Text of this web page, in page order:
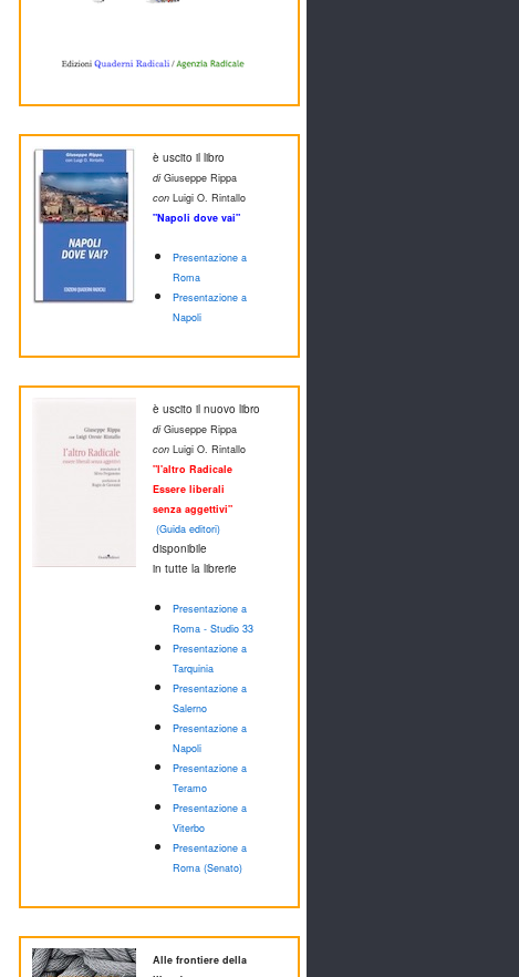
è uscito il libro
diGiuseppe Rippa
con Luigi O. Rintallo
"Napoli dove vai"
Presentazione a
Roma
Presentazione a
Napoli
è uscito il nuovo libro
diGiuseppe Rippa
con Luigi O. Rintallo
"l'altro Radicale
Essere liberali
senza aggettivi"
(Guida editori)
disponibile
in tutte la librerie
Presentazione a
Roma - Studio 33
Presentazione a
Tarquinia
Presentazione a
Salerno
Presentazione a
Napoli
Presentazione a
Teramo
Presentazione a
Viterbo
Presentazione a
Roma (Senato)
Alle frontiere della